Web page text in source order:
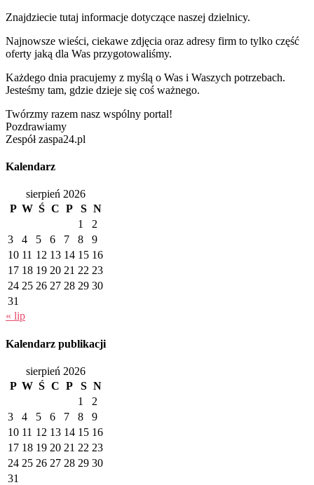
Znajdziecie tutaj informacje dotyczące naszej dzielnicy.
Najnowsze wieści, ciekawe zdjęcia oraz adresy firm to tylko część
oferty jaką dla Was przygotowaliśmy.
Każdego dnia pracujemy z myślą o Was i Waszych potrzebach.
Jesteśmy tam, gdzie dzieje się coś ważnego.
Twórzmy razem nasz wspólny portal!
Pozdrawiamy
Zespół zaspa24.pl
Kalendarz
sierpień 2026
P W Ś C P S N
1
2
3
4 5 6 7 8
9
10 11 12 13 14 15 16
17 18 19 20 21 22 23
24 25 26 27 28 29 30
31
« lip
Kalendarz publikacji
sierpień 2026
P W Ś C P S N
1
2
3
4 5 6 7 8
9
10 11 12 13 14 15 16
17 18 19 20 21 22 23
24 25 26 27 28 29 30
31